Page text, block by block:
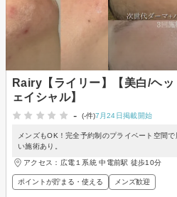
Rairy【ライリー】【美白/ヘ
ェイシャル】
-
(-件)7月24日掲載開始
メンズもOK！完全予約制のプライベート空間
い施術あり。
アクセス：広電１系統 中電前駅 徒歩10分
ポイントが貯まる・使える メンズ歓迎